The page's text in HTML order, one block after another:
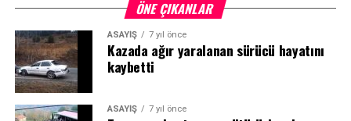
ÖNE ÇIKANLAR
ASAYİŞ 7 yıl önce
Kazada ağır yaralanan sürücü hayatını
kaybetti
ASAYİŞ 7 yıl önce